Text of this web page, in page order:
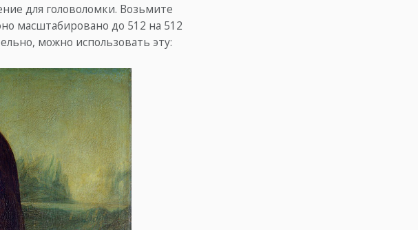
для головоломки. Возьмите
масштабировано до 512 на 512
можно использовать эту: